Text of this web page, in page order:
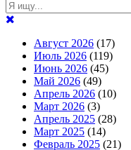
Август 2026 (17)
Июль 2026 (119)
Июнь 2026 (45)
Май 2026 (49)
Апрель 2026 (10)
Март 2026 (3)
Апрель 2025 (28)
Март 2025 (14)
Февраль 2025 (21)